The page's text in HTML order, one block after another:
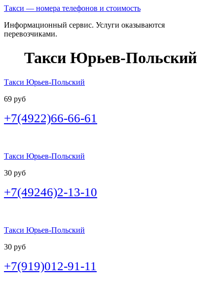
Такси — номера телефонов и стоимость
Информационный сервис. Услуги оказываются
перевозчиками.
Такси Юрьев-Польский
Такси Юрьев-Польский
69 руб
+7(4922)66-66-61
Такси Юрьев-Польский
30 руб
+7(49246)2-13-10
Такси Юрьев-Польский
30 руб
+7(919)012-91-11